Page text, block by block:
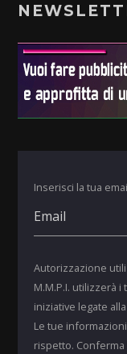
Inserisci la tua
Autorizzazione
M.M.P.I. utilizzerà
iniziative legate
Le tue
rispetto.